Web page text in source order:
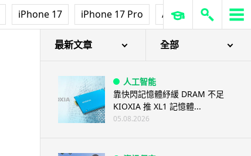
iPhone 17 iPhone 17 Pro AirPods Pro 3
最新文章 全部
人工智能
靠快閃記憶體紓緩 DRAM 不足
KIOXIA 推 XL1 記憶體...
05.08.2026